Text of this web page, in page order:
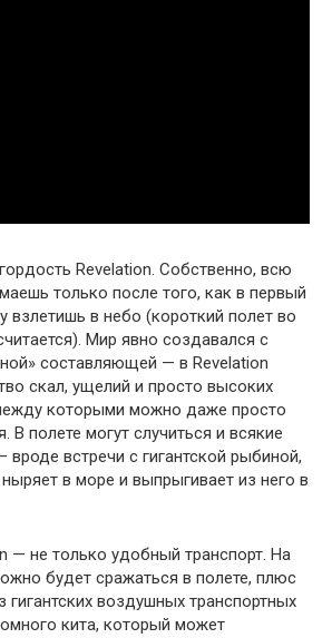
Revelation. Собственно, всю
только после того, как в первый
взлетишь в небо (короткий полет во
Мир явно создавался с
составляющей — в Revelation
скал, ущелий и просто высоких
которыми можно даже просто
В полете могут случиться и всякие
встречи с гигантской рыбиной,
в море и выпрыгивает из него в
— не только удобный транспорт. На
будет сражаться в полете, плюс
гигантских воздушных транспортных
кита, который может